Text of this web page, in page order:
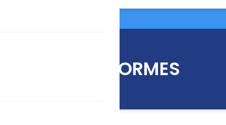
INFORMES